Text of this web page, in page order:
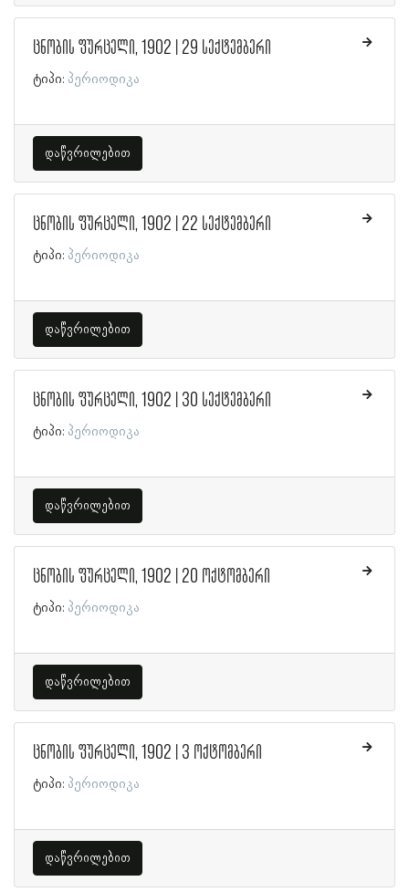
ცნობის ფურცელი, 1902 | 29 სექტემბერი
ტიპი: პერიოდიკა
დაწვრილებით
ცნობის ფურცელი, 1902 | 22 სექტემბერი
ტიპი: პერიოდიკა
დაწვრილებით
ცნობის ფურცელი, 1902 | 30 სექტემბერი
ტიპი: პერიოდიკა
დაწვრილებით
ცნობის ფურცელი, 1902 | 20 ოქტომბერი
ტიპი: პერიოდიკა
დაწვრილებით
ცნობის ფურცელი, 1902 | 3 ოქტომბერი
ტიპი: პერიოდიკა
დაწვრილებით